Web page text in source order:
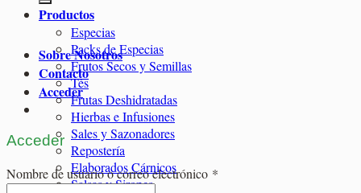
Productos
Especias
Packs de Especias
Frutos Secos y Semillas
Tés
Frutas Deshidratadas
Hierbas e Infusiones
Sales y Sazonadores
Repostería
Elaborados Cárnicos
Salsas y Siropes
Sobre Nosotros
Contacto
Acceder
Acceder
Nombre de usuario o correo electrónico *